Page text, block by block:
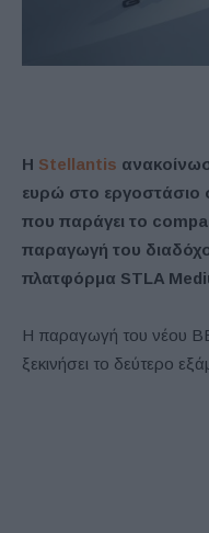
Η Stellantis
ευρώ στο εργοστάσιο
που παράγει το
παραγωγή του
πλατφόρμα STLA
Η παραγωγή του νέου
ξεκινήσει το δεύτερο